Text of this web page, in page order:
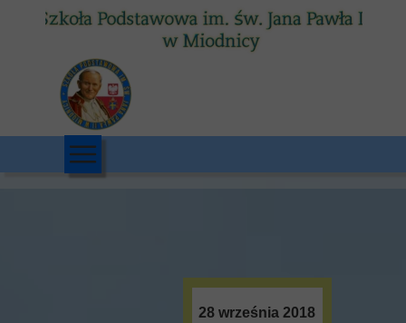
28 września 2018